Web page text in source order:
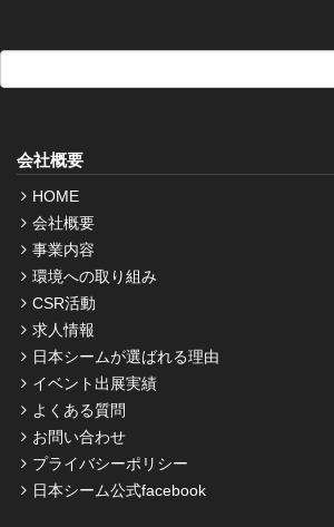
会社概要
HOME
会社概要
事業内容
環境への取り組み
CSR活動
求人情報
日本シームが選ばれる理由
イベント出展実績
よくある質問
お問い合わせ
プライバシーポリシー
日本シーム公式facebook